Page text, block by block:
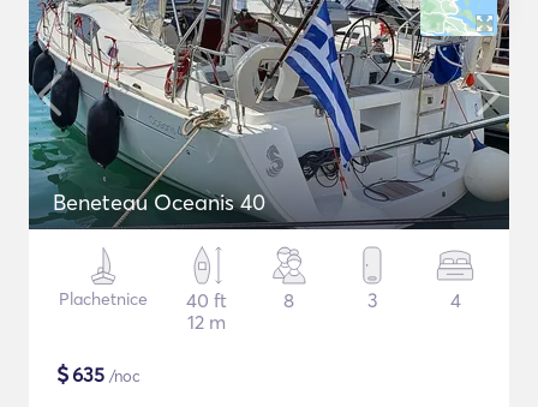
Beneteau Oceanis 40
Plachetnice
40 ft
12 m
8 3 4
$635 /noc